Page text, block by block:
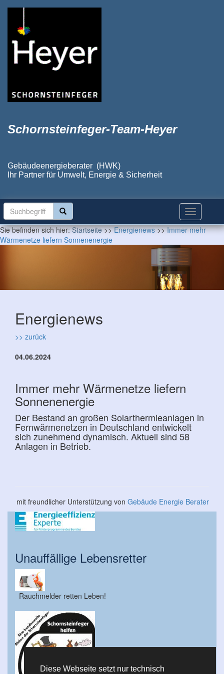
Diese Webseite setzt nur technisch
Schornsteinfeger-Team-Heyer
Gebäudeenergieberater (HWK)
Ihr Partner für Umwelt, Energie & Sicherheit
Sie befinden sich hier:Startseite>>Energienews>>Immer mehr
Wärmenetze liefern Sonnenenergie
Energienews
>> zurück
04.06.2024
Immer mehr Wärmenetze liefern
Sonnenenergie
Der Bestand an großen Solarthermieanlagen in
Fernwärmenetzen in Deutschland entwickelt
sich zunehmend dynamisch. Aktuell sind 58
Anlagen in Betrieb.
mit freundlicher Unterstützung von Gebäude Energie Berater
Unauffällige Lebensretter
Rauchmelder retten Leben!